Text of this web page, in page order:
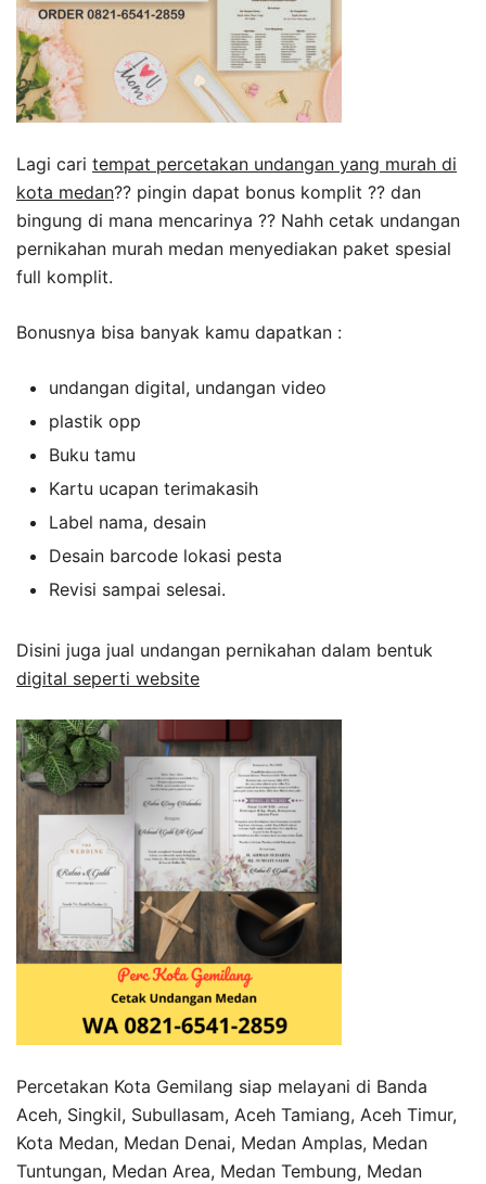
Lagi cari tempat percetakan undangan yang murah di
kota medan?? pingin dapat bonus komplit ?? dan
bingung di mana mencarinya ?? Nahh cetak undangan
pernikahan murah medan menyediakan paket spesial
full komplit.
Bonusnya bisa banyak kamu dapatkan :
undangan digital, undangan video
plastik opp
Buku tamu
Kartu ucapan terimakasih
Label nama, desain
Desain barcode lokasi pesta
Revisi sampai selesai.
Disini juga jual undangan pernikahan dalam bentuk
digital seperti website
Percetakan Kota Gemilang siap melayani di Banda
Aceh, Singkil, Subullasam, Aceh Tamiang, Aceh Timur,
Kota Medan, Medan Denai, Medan Amplas, Medan
Tuntungan, Medan Area, Medan Tembung, Medan